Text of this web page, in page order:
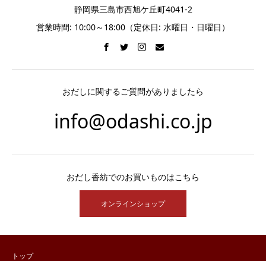
静岡県三島市西旭ケ丘町4041-2
営業時間: 10:00～18:00（定休日: 水曜日・日曜日）
おだしに関するご質問がありましたら
info@odashi.co.jp
おだし香紡でのお買いものはこちら
オンラインショップ
トップ